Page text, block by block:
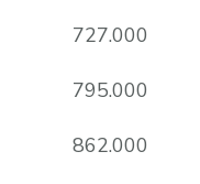
727.000
795.000
862.000